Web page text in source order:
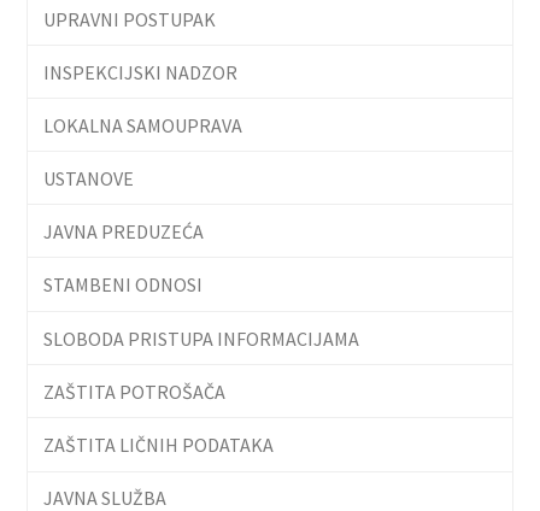
UPRAVNI POSTUPAK
INSPEKCIJSKI NADZOR
LOKALNA SAMOUPRAVA
USTANOVE
JAVNA PREDUZEĆA
STAMBENI ODNOSI
SLOBODA PRISTUPA INFORMACIJAMA
ZAŠTITA POTROŠAČA
ZAŠTITA LIČNIH PODATAKA
JAVNA SLUŽBA